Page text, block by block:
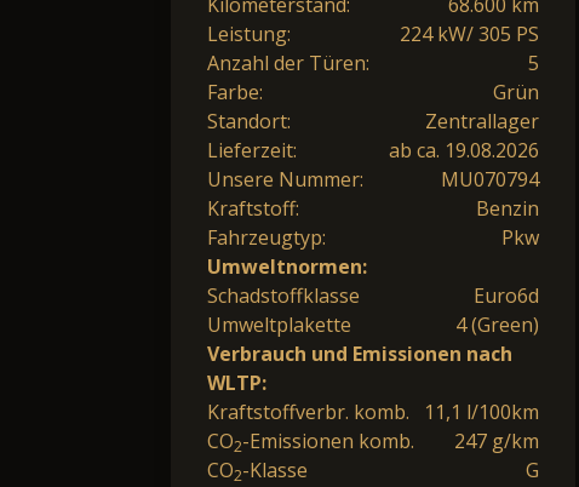
Leistung:
224 kW/ 305 PS
Anzahl der Türen:
5
Farbe:
Grün
Standort:
Zentrallager
Lieferzeit:
ab ca. 19.08.2026
Unsere Nummer:
MU070794
Kraftstoff:
Benzin
Fahrzeugtyp:
Pkw
Umweltnormen:
Schadstoffklasse
Euro6d
Umweltplakette
4 (Green)
Verbrauch und Emissionen nach
WLTP:
Kraftstoffverbr. komb.
11,1 l/100km
CO2-Emissionen komb.
247 g/km
CO2-Klasse G